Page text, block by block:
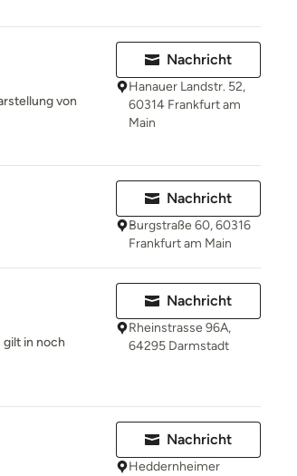
von
Nachricht
Hanauer Landstr. 52,
60314 Frankfurt am
Main
Nachricht
Burgstraße 60, 60316
Frankfurt am Main
gilt in noch
Nachricht
Rheinstrasse 96A,
64295 Darmstadt
Nachricht
Heddernheimer